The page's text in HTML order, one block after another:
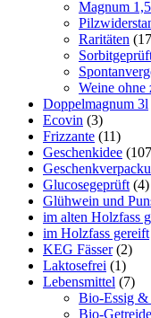
Magnum
Raritäten
Weine ohne
Doppelmagnum 3l
Ecovin (3)
Frizzante (11)
Geschenkidee
Glucosegeprüft (4)
Glühwein und
im alten Holzfass
im Holzfass gereift
KEG Fässer (2)
Laktosefrei (1)
Lebensmittel (7)
Bio-Essig &
Bio-Getreide